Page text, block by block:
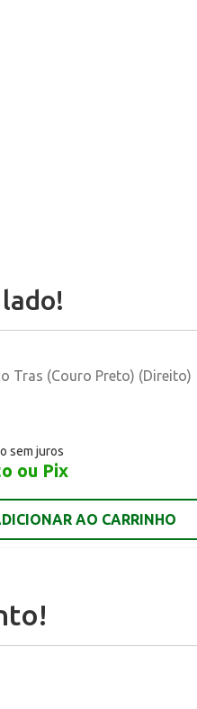
Tras (Couro Preto) (Direito)
sem juros
ou Pix
AO CARRINHO